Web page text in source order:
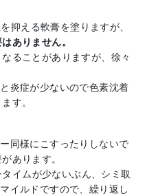
抑える軟膏を塗りますが、
ありません。
ることがありますが、徐々
炎症が少ないので色素沈着
す。
同様にこすったりしないで
あります。
イムが少ないぶん、シミ取
イルドですので、繰り返し